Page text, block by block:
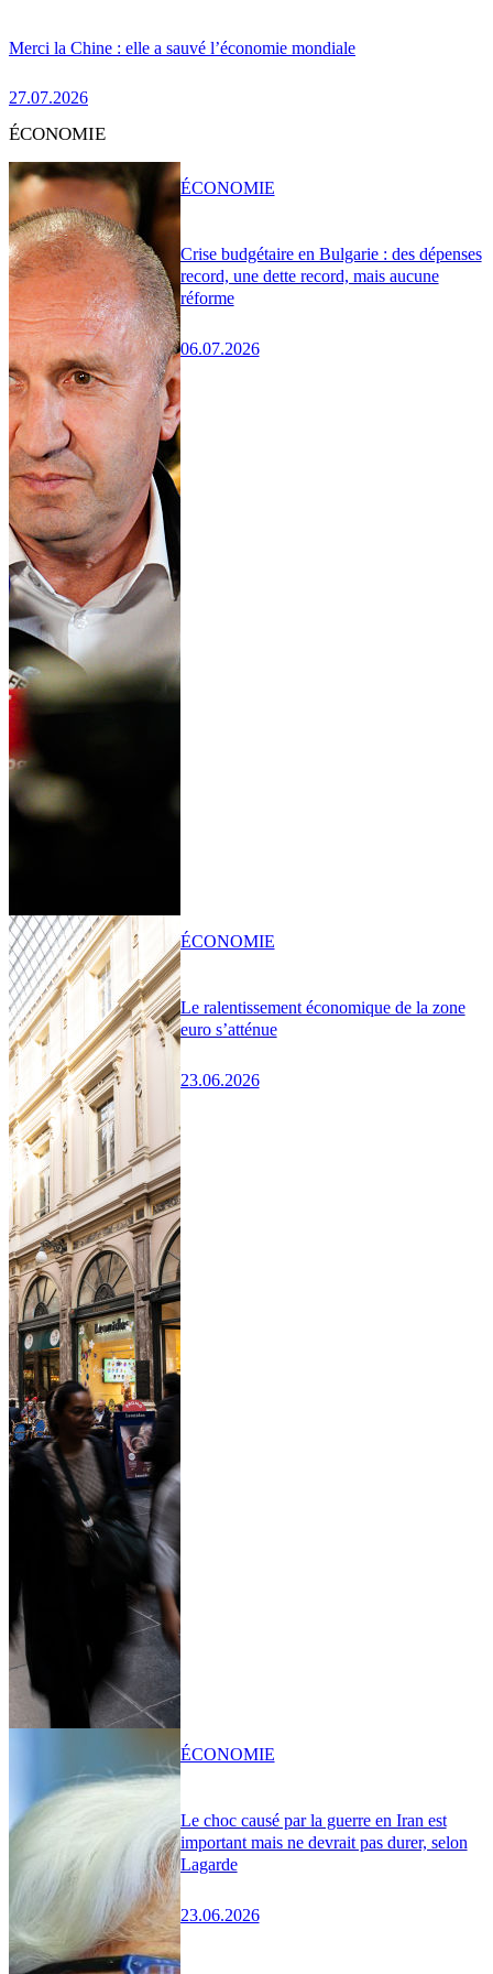
Merci la Chine : elle a sauvé l’économie mondiale
27.07.2026
ÉCONOMIE
Crise budgétaire en Bulgarie : des dépenses
record, une dette record, mais aucune
réforme
06.07.2026
ÉCONOMIE
Le ralentissement économique de la zone
euro s’atténue
23.06.2026
ÉCONOMIE
Le choc causé par la guerre en Iran est
important mais ne devrait pas durer, selon
Lagarde
23.06.2026
ÉCONOMIE